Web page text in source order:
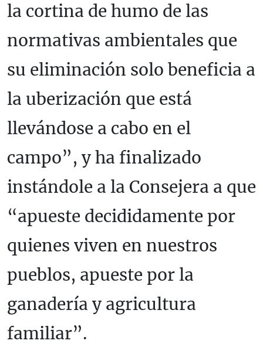
la cortina de humo de las
normativas ambientales que
su eliminación solo beneficia a
la uberización que está
llevándose a cabo en el
campo”, y ha finalizado
instándole a la Consejera a que
“apueste decididamente por
quienes viven en nuestros
pueblos, apueste por la
ganadería y agricultura
familiar”.